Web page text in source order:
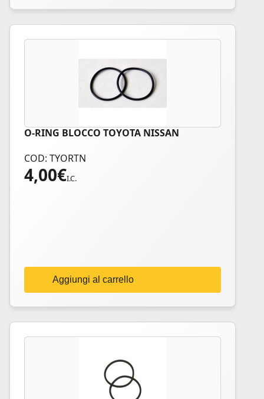
O-RING BLOCCO TOYOTA NISSAN
COD: TYORTN
4,00€I.C.
Aggiungi al carrello